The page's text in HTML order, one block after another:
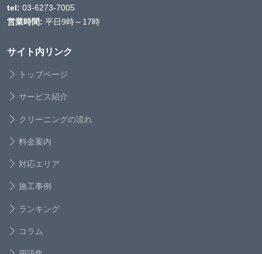
tel: 03-6273-7005
営業時間: 平日9時～17時
サイト内リンク
トップページ
サービス紹介
クリーニングの流れ
料金案内
対応エリア
施工事例
ランキング
コラム